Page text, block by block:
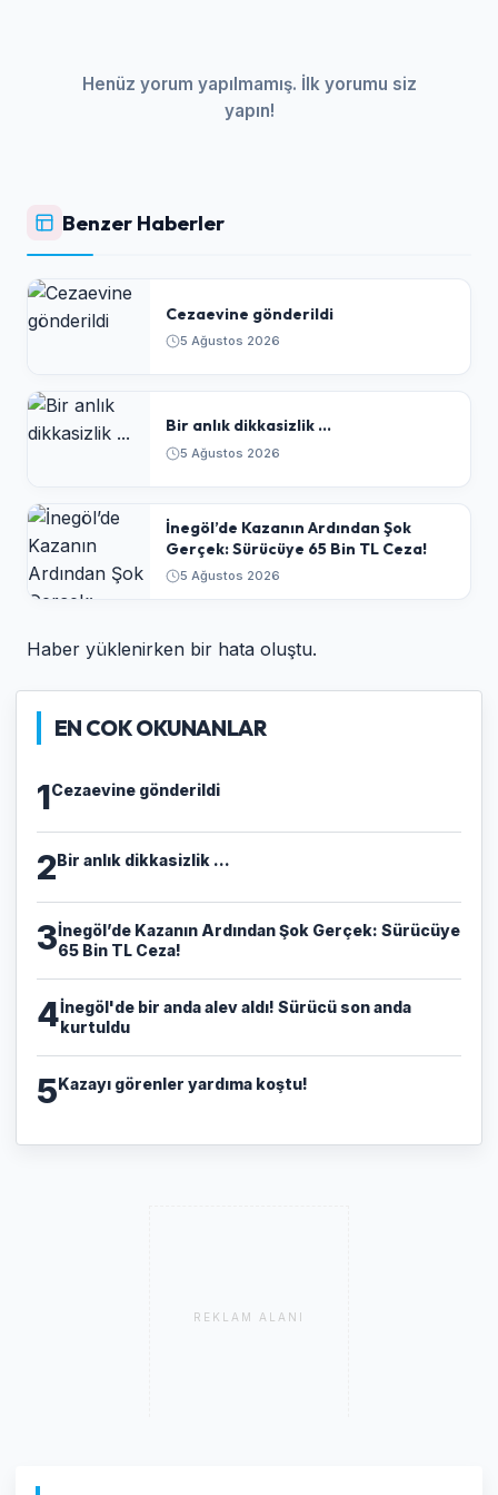
Henüz yorum yapılmamış. İlk yorumu siz
yapın!
Benzer Haberler
Cezaevine gönderildi
5 Ağustos 2026
Bir anlık dikkasizlik ...
5 Ağustos 2026
​İnegöl’de Kazanın Ardından Şok
Gerçek: Sürücüye 65 Bin TL Ceza!
5 Ağustos 2026
Haber yüklenirken bir hata oluştu.
EN COK OKUNANLAR
1Cezaevine gönderildi
2Bir anlık dikkasizlik ...
3​İnegöl’de Kazanın Ardından Şok Gerçek: Sürücüye
65 Bin TL Ceza!
4İnegöl'de bir anda alev aldı! Sürücü son anda
kurtuldu
5Kazayı görenler yardıma koştu!
REKLAM ALANI